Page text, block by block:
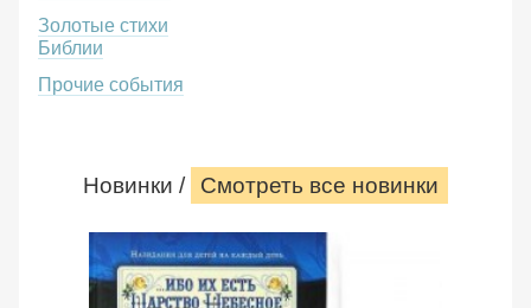
Золотые стихи
Библии
Прочие события
Новинки / Смотреть все новинки
Ибо